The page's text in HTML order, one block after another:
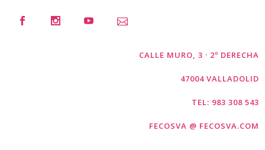
CALLE MURO, 3 · 2º DERECHA
47004 VALLADOLID
TEL: 983 308 543
FECOSVA @ FECOSVA.COM